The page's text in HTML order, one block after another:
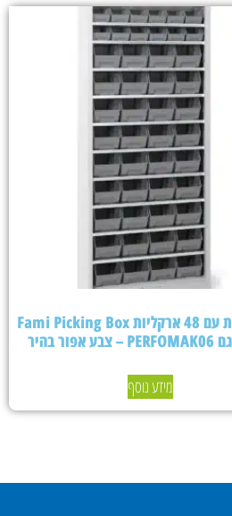
ארון מתכת עם 48 ארקליות Fami Picking Box
מידע נוסף